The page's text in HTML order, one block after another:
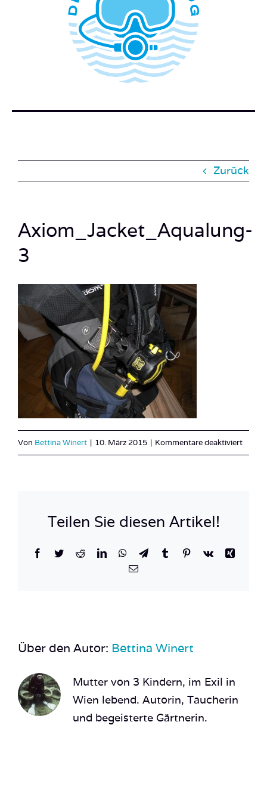
WER STECKT HINTER DEM TAUCHERBLOG?
BUCH BESTELLEN
Zurück
Axiom_Jacket_Aqualung-
3
Von Bettina Winert | 10. März 2015 | Kommentare deaktiviertfür
Teilen Sie diesen Artikel!
Facebook
TwitterRedditLinkedInWhatsApp
TelegramTumblrPinterest
Vk
Xing
E-
Über den Autor: Bettina Winert
Mutter von 3 Kindern, im Exil in
Wien lebend. Autorin, Taucherin
und begeisterte Gärtnerin.